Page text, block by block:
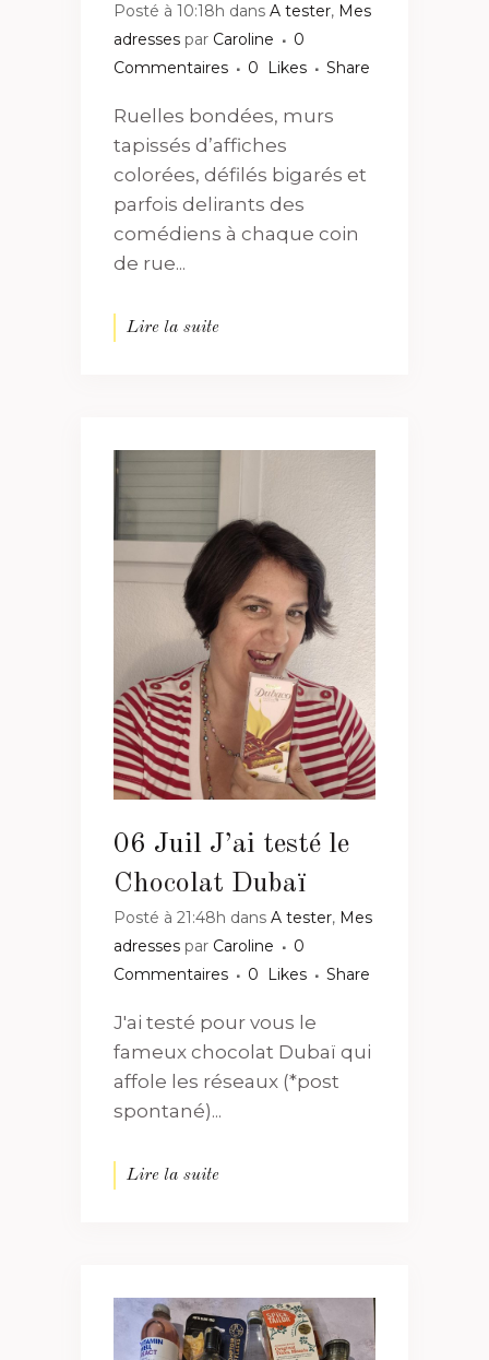
Posté à 10:18h dans A tester, Mes
adresses par Caroline
0
Commentaires
0 Likes Share
Ruelles bondées, murs
tapissés d’affiches
colorées, défilés bigarés et
parfois delirants des
comédiens à chaque coin
de rue...
Lire la suite
06 Juil J’ai testé le
Chocolat Dubaï
Posté à 21:48h dans A tester, Mes
adresses par Caroline
0
Commentaires
0 Likes Share
J'ai testé pour vous le
fameux chocolat Dubaï qui
affole les réseaux (*post
spontané)...
Lire la suite